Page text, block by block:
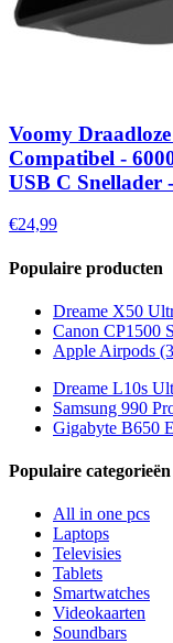
Voomy
Compatibel -
USB C Snellader
€24,99
Populaire producten
Dreame X50
Canon CP1500
Apple Airpods
Dreame L10s
Samsung 990
Gigabyte B650
Populaire categorieën
All in one pcs
Laptops
Televisies
Tablets
Smartwatches
Videokaarten
Soundbars